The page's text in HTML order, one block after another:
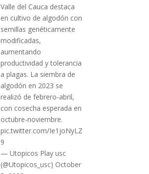
Valle del Cauca destaca
en cultivo de algodón con
semillas genéticamente
modificadas,
aumentando
productividad y tolerancia
a plagas. La siembra de
algodón en 2023 se
realizó de febrero-abril,
con cosecha esperada en
octubre-noviembre.
pic.twitter.com/Ie1joNyLZ
9
— Utopicos Play usc
(@Utopicos_usc) October